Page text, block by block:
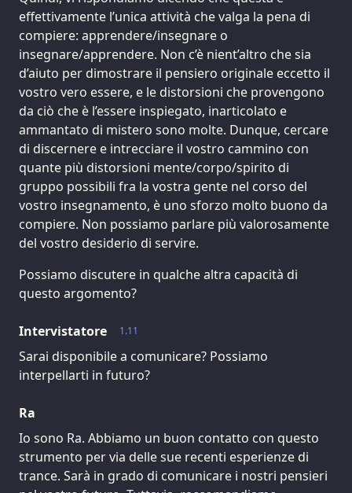
effettivamente l’unica attività che valga la pena di
compiere: apprendere/insegnare o
insegnare/apprendere. Non c’è nient’altro che sia
d’aiuto per dimostrare il pensiero originale eccetto il
vostro vero essere, e le distorsioni che provengono
da ciò che è l’essere inspiegato, inarticolato e
ammantato di mistero sono molte. Dunque, cercare
di discernere e intrecciare il vostro cammino con
quante più distorsioni mente/corpo/spirito di
gruppo possibili fra la vostra gente nel corso del
vostro insegnamento, è uno sforzo molto buono da
compiere. Non possiamo parlare più valorosamente
del vostro desiderio di servire.
Possiamo discutere in qualche altra capacità di
questo argomento?
1.11
Intervistatore
Sarai disponibile a comunicare? Possiamo
interpellarti in futuro?
Ra
Io sono Ra. Abbiamo un buon contatto con questo
strumento per via delle sue recenti esperienze di
trance. Sarà in grado di comunicare i nostri pensieri